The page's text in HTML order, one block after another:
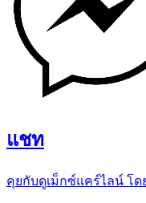
แชท
คุยกับดูเม็กซ์แคร์ไลน์ โ